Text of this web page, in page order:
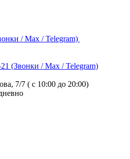
/ Max / Telegram)
(Звонки / Max / Telegram)
7/7 ( с 10:00 до 20:00)